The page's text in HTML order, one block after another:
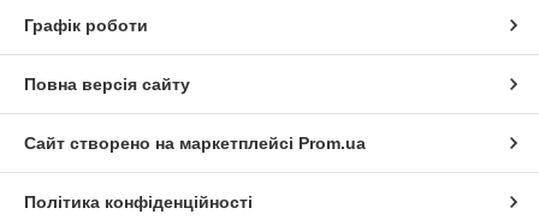
Графік роботи
Повна версія сайту
Сайт створено на маркетплейсі Prom.ua
Політика конфіденційності